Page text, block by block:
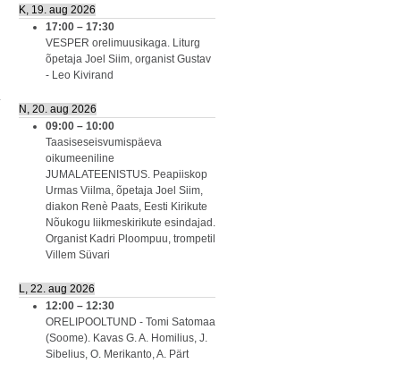
K, 19. aug 2026
17:00 – 17:30
VESPER orelimuusikaga. Liturg
õpetaja Joel Siim, organist Gustav
- Leo Kivirand
N, 20. aug 2026
09:00 – 10:00
Taasiseseisvumispäeva
oikumeeniline
JUMALATEENISTUS. Peapiiskop
Urmas Viilma, õpetaja Joel Siim,
diakon Renè Paats, Eesti Kirikute
Nõukogu liikmeskirikute esindajad.
Organist Kadri Ploompuu, trompetil
Villem Süvari
L, 22. aug 2026
12:00 – 12:30
ORELIPOOLTUND - Tomi Satomaa
(Soome). Kavas G. A. Homilius, J.
Sibelius, O. Merikanto, A. Pärt